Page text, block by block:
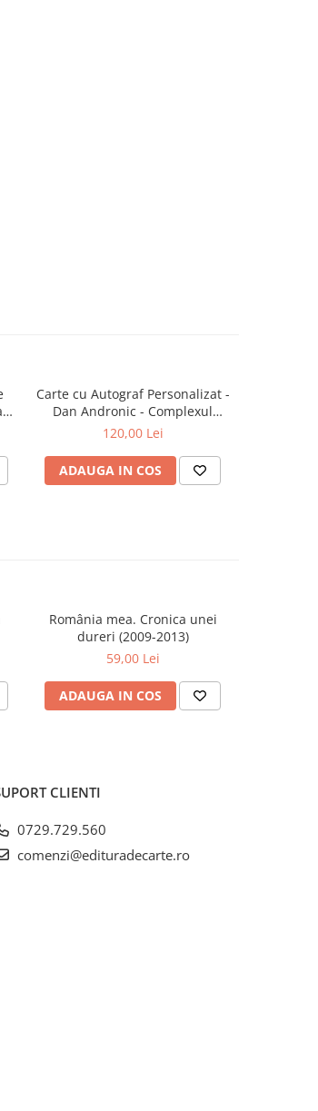
Carte cu Autograf Personalizat -
Dan Andronic - Complexul
Înaltei Porți - Ediție limitată
120,00 Lei
ADAUGA IN COS
România mea. Cronica unei
dureri (2009-2013)
59,00 Lei
ADAUGA IN COS
CLIENTI
0729.729.560
comenzi@edituradecarte.ro